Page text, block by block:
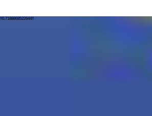
!!0.7188868522644!!